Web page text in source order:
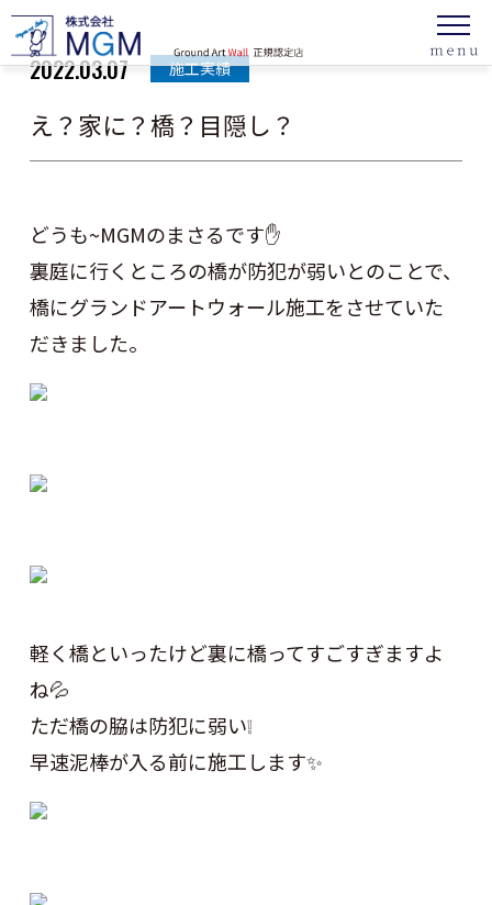
2022.03.07 施工実績
え？家に？橋？目隠し？
どうも~MGMのまさるです✋
裏庭に行くところの橋が防犯が弱いとのことで、
橋にグランドアートウォール施工をさせていた
だきました。
軽く橋といったけど裏に橋ってすごすぎますよ
ね💦
ただ橋の脇は防犯に弱い❕
早速泥棒が入る前に施工します✨